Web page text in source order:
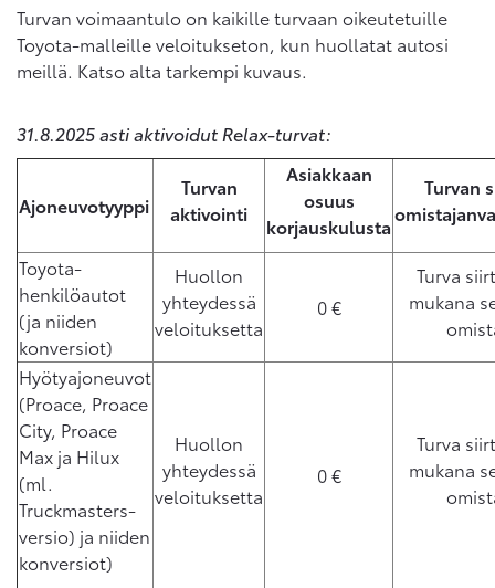
Turvan voimaantulo on kaikille turvaan oikeutetuille
Toyota-malleille veloitukseton, kun huollatat autosi
meillä. Katso alta tarkempi kuvaus.
31.8.2025 asti aktivoidut Relax-turvat:
Ajoneuvotyyppi
Turvan
aktivointi
Asiakkaan
osuus
korjauskulusta
Turvan
Toyota-
henkilöautot
(ja niiden
konversiot)
Huollon
yhteydessä
veloituksetta
0 €
Turva
mukana
Hyötyajoneuvot
(Proace, Proace
City, Proace
Max ja Hilux
(ml.
Truckmasters-
versio) ja niiden
konversiot)
Huollon
yhteydessä
veloituksetta
0 €
Turva
mukana